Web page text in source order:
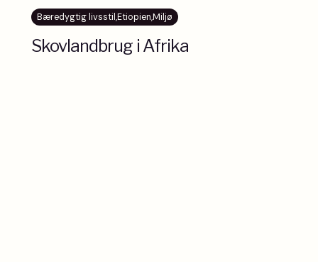
Bæredygtig livsstil ,Etiopien,Miljø
Skovlandbrug i Afrika